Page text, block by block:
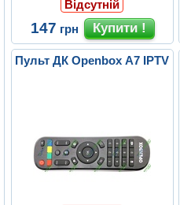
Відсутній
147 грн
Пульт ДК Openbox A7 IPTV